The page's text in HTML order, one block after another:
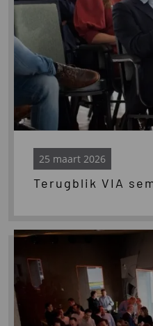
Terugblik VIA
25 maart 2026
Lees
VIA
seminar
2026